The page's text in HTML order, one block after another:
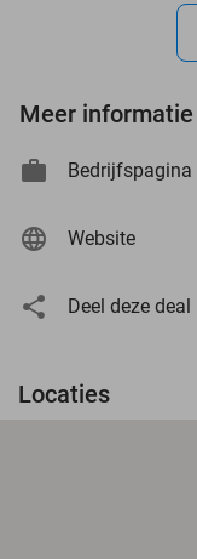
Meer informatie
Bedrijfspagina
Website
Deel deze deal
Locaties